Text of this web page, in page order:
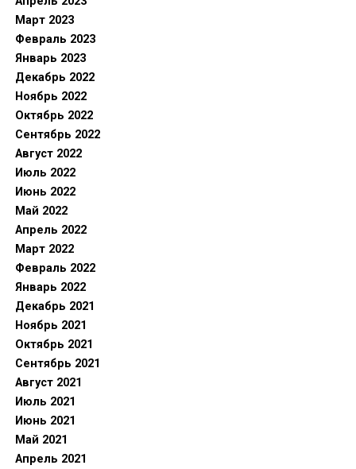
Март 2023
Февраль 2023
Январь 2023
Декабрь 2022
Ноябрь 2022
Октябрь 2022
Сентябрь 2022
Август 2022
Июль 2022
Июнь 2022
Май 2022
Апрель 2022
Март 2022
Февраль 2022
Январь 2022
Декабрь 2021
Ноябрь 2021
Октябрь 2021
Сентябрь 2021
Август 2021
Июль 2021
Июнь 2021
Май 2021
Апрель 2021